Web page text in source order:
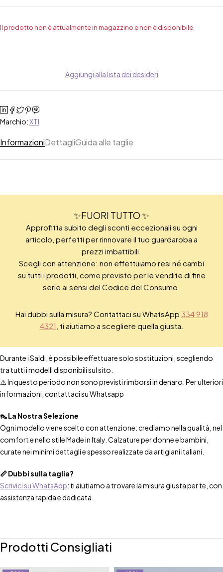
Il prodotto non è attualmente in magazzino e non è disponibile.
Aggiungi alla lista dei desideri
Marchio:XTI
InformazioniDettagliGuida alle taglie
✨FUORI TUTTO ✨
Approfitta subito degli sconti eccezionali su ogni
articolo, perfetti per rinnovare il tuo guardaroba a
prezzi imbattibili.
Scegli con attenzione: non effettuiamo resi né cambi
su tutti i prodotti, come previsto per le vendite di fine
serie ai sensi del Codice del Consumo.
Hai dubbi sulla misura? Contattaci su WhatsApp 334 918
4321 , ti aiutiamo a scegliere quella giusta.
Durante i Saldi, è possibile effettuare solo sostituzioni, scegliendo
tra tutti i modelli disponibili sul sito.
⚠️ In questo periodo non sono previsti rimborsi in denaro. Per ulteriori
informazioni, contattaci su Whatsapp
👠 La Nostra Selezione
Ogni modello viene scelto con attenzione: crediamo nella qualità, nel
comfort e nello stile Made in Italy. Calzature per donne e bambini,
curate nei minimi dettagli e spesso realizzate da artigiani italiani.
📏 Dubbi sulla taglia?
Scrivici su WhatsApp: ti aiutiamo a trovare la misura giusta per te, con
assistenza rapida e dedicata.
Prodotti Consigliati